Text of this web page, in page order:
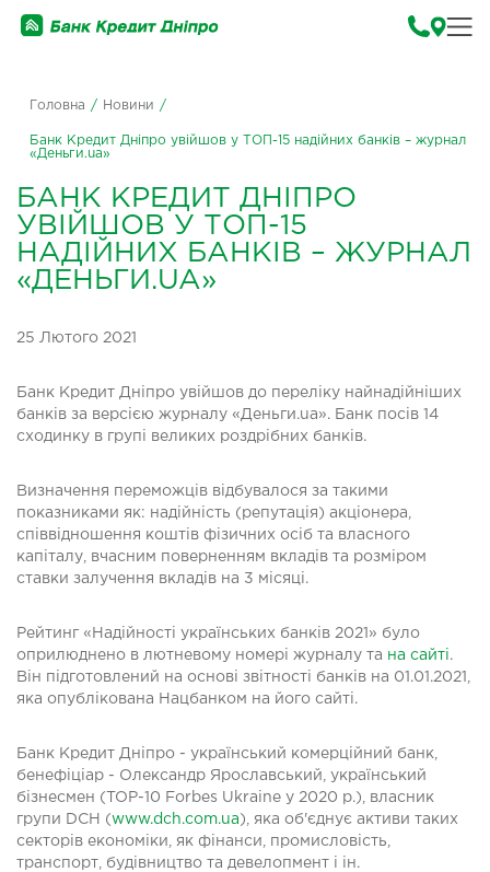
Головна / Новини /
Банк Кредит Дніпро увійшов у ТОП-15 надійних банків – журнал
«Деньги.ua»
БАНК КРЕДИТ ДНІПРО
УВІЙШОВ У ТОП-15
НАДІЙНИХ БАНКІВ – ЖУРНАЛ
«ДЕНЬГИ.UA»
25 Лютого 2021
Банк Кредит Дніпро увійшов до переліку найнадійніших
банків за версією журналу «Деньги.ua». Банк посів 14
сходинку в групі великих роздрібних банків.
Визначення переможців відбувалося за такими
показниками як: надійність (репутація) акціонера,
співвідношення коштів фізичних осіб та власного
капіталу, вчасним поверненням вкладів та розміром
ставки залучення вкладів на 3 місяці.
Рейтинг «Надійності українських банків 2021» було
оприлюднено в лютневому номері журналу та на сайті.
Він підготовлений на основі звітності банків на 01.01.2021,
яка опублікована Нацбанком на його сайті.
Банк Кредит Дніпро - український комерційний банк,
бенефіціар - Олександр Ярославський, український
бізнесмен (TOP-10 Forbes Ukraine у 2020 р.), власник
групи DCH (www.dch.com.ua), яка об'єднує активи таких
секторів економіки, як фінанси, промисловість,
транспорт, будівництво та девелопмент і ін.